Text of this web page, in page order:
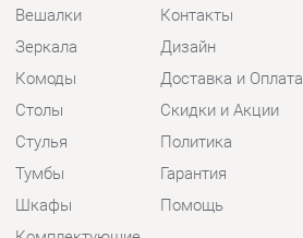
Шкафы
Комплектующие
Помощь
КОНТАКТЫ
Шоурум и склад самовывоза
Адрес: г. Екатеринбург, пер.
Базовый, 47
Телефон: +7 (903) 000-00-00